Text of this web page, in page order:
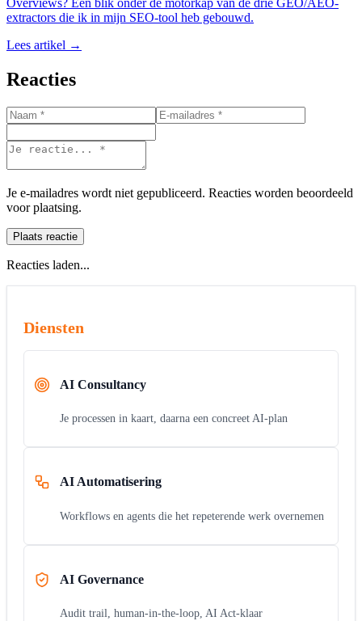
extractors die ik in mijn SEO-tool heb gebouwd.
Lees artikel →
Reacties
Je e-mailadres wordt niet gepubliceerd. Reacties worden beoordeeld
voor plaatsing.
Plaats reactie
Reacties laden...
Diensten
AI Consultancy
Je processen in kaart, daarna een concreet AI-plan
AI Automatisering
Workflows en agents die het repeterende werk overnemen
AI Governance
Audit trail, human-in-the-loop, AI Act-klaar